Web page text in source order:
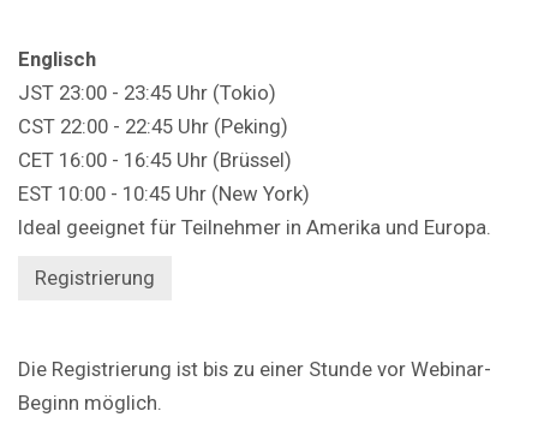
Englisch
JST 23:00 - 23:45 Uhr (Tokio)
CST 22:00 - 22:45 Uhr (Peking)
CET 16:00 - 16:45 Uhr (Brüssel)
EST 10:00 - 10:45 Uhr (New York)
Ideal geeignet für Teilnehmer in Amerika und Europa.
Registrierung
Die Registrierung ist bis zu einer Stunde vor Webinar-
Beginn möglich.